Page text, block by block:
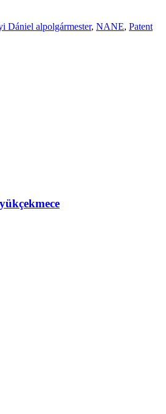
Dániel alpolgármester, NANE, Patent